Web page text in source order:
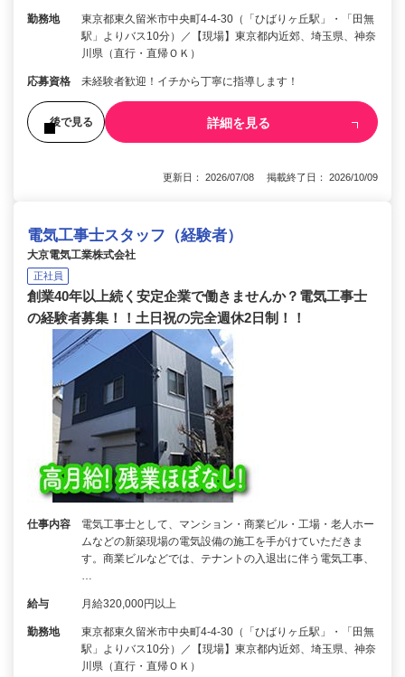
勤務地
東京都東久留米市中央町4-4-30（「ひばりヶ丘駅」・「田無
駅」よりバス10分）／【現場】東京都内近郊、埼玉県、神奈
川県（直行・直帰ＯＫ）
応募資格 未経験者歓迎！イチから丁寧に指導します！
後で見る 詳細を見る
更新日： 2026/07/08 掲載終了日： 2026/10/09
電気工事士スタッフ（経験者）
大京電気工業株式会社
正社員
創業40年以上続く安定企業で働きませんか？電気工事士
の経験者募集！！土日祝の完全週休2日制！！
仕事内容
電気工事士として、マンション・商業ビル・工場・老人ホー
ムなどの新築現場の電気設備の施工を手がけていただきま
す。商業ビルなどでは、テナントの入退出に伴う電気工事、
…
給与 月給320,000円以上
勤務地
東京都東久留米市中央町4-4-30（「ひばりヶ丘駅」・「田無
駅」よりバス10分）／【現場】東京都内近郊、埼玉県、神奈
川県（直行・直帰ＯＫ）